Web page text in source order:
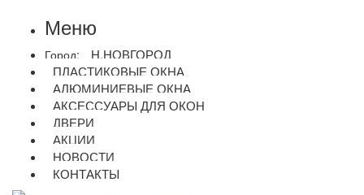
Меню
Город:
Н.НОВГОРОД
ПЛАСТИКОВЫЕ ОКНА
АЛЮМИНИЕВЫЕ ОКНА
АКСЕССУАРЫ ДЛЯ ОКОН
ДВЕРИ
АКЦИИ
НОВОСТИ
КОНТАКТЫ